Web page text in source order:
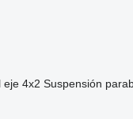
eje 4x2 Suspensión